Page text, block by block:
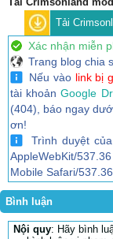
Tải
Xác nhận miễn
Trang blog chia
Nếu vào link bị
tài khoảnGoogle
(404), báo ngay
ơn!
Trình duyệt
AppleWebKit/
Mobile Safari/
Bình luận
Nội quy: Hãy bình